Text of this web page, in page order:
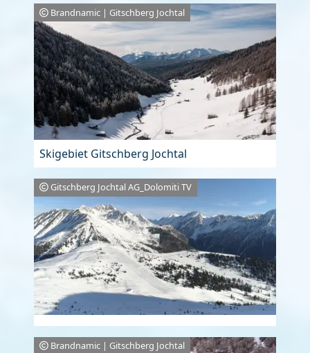
Brandnamic | Gitschberg Jochtal
Skigebiet Gitschberg Jochtal
Gitschberg Jochtal AG_Dolomiti TV
Brandnamic | Gitschberg Jochtal